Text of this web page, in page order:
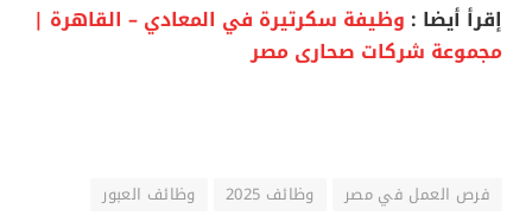
إقرأ أيضا : وظيفة سكرتيرة في المعادي – القاهرة |
مجموعة شركات صحارى مصر
فرص العمل في مصر وظائف 2025
وظائف العبور